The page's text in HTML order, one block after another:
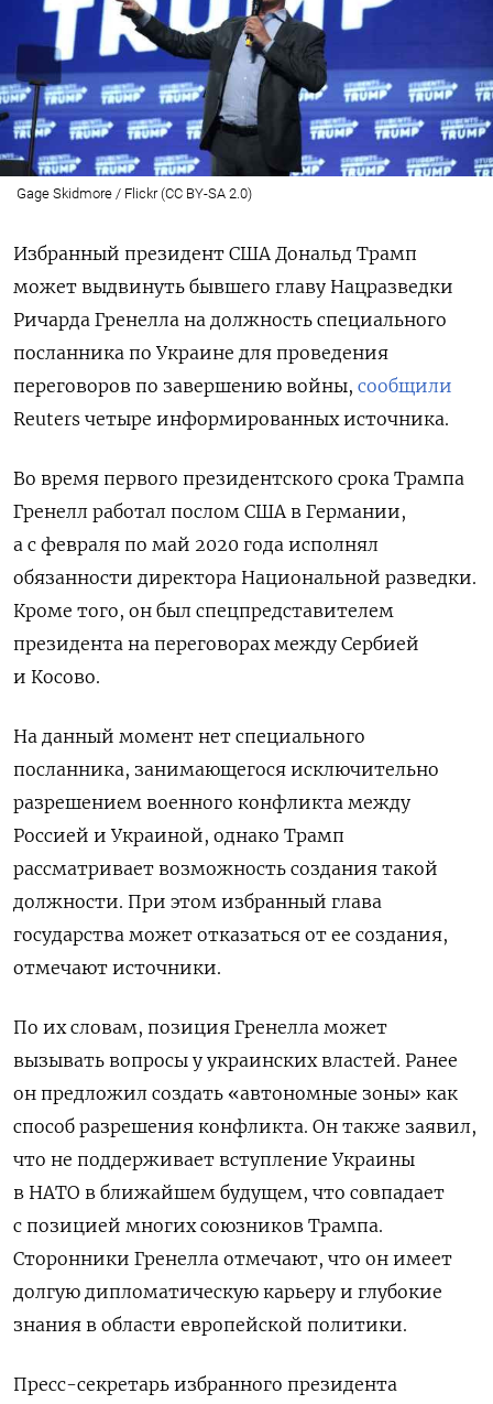
Gage Skidmore / Flickr (CC BY-SA 2.0)
Избранный президент США Дональд Трамп
может выдвинуть бывшего главу Нацразведки
Ричарда Гренелла на должность специального
посланника по Украине для проведения
переговоров по завершению войны, сообщили
Reuters четыре информированных источника.
Во время первого президентского срока Трампа
Гренелл работал послом США в Германии,
а с февраля по май 2020 года исполнял
обязанности директора Национальной разведки.
Кроме того, он был спецпредставителем
президента на переговорах между Сербией
и Косово.
На данный момент нет специального
посланника, занимающегося исключительно
разрешением военного конфликта между
Россией и Украиной, однако Трамп
рассматривает возможность создания такой
должности. При этом избранный глава
государства может отказаться от ее создания,
отмечают источники.
По их словам, позиция Гренелла может
вызывать вопросы у украинских властей. Ранее
он предложил создать «автономные зоны» как
способ разрешения конфликта. Он также заявил,
что не поддерживает вступление Украины
в НАТО в ближайшем будущем, что совпадает
с позицией многих союзников Трампа.
Сторонники Гренелла отмечают, что он имеет
долгую дипломатическую карьеру и глубокие
знания в области европейской политики.
Пресс-секретарь избранного президента